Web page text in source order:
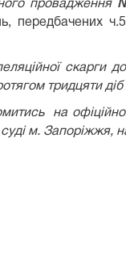
провадження
передбачених
скарги до
тридцяти
на
м. Запоріжжя, на